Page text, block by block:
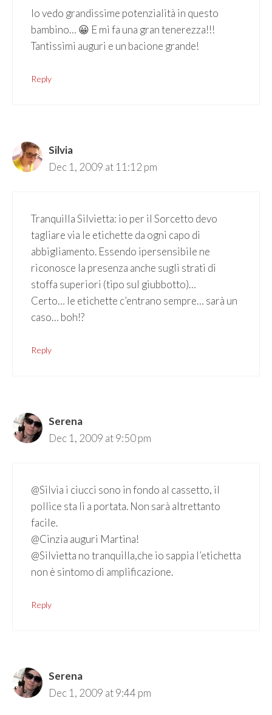
Io vedo grandissime potenzialità in questo
bambino… 😀 E mi fa una gran tenerezza!!!
Tantissimi auguri e un bacione grande!
Reply
Silvia
Dec 1, 2009 at 11:12 pm
Tranquilla Silvietta: io per il Sorcetto devo
tagliare via le etichette da ogni capo di
abbigliamento. Essendo ipersensibile ne
riconosce la presenza anche sugli strati di
stoffa superiori (tipo sul giubbotto)…
Certo… le etichette c’entrano sempre… sarà un
caso… boh!?
Reply
Serena
Dec 1, 2009 at 9:50 pm
@Silvia i ciucci sono in fondo al cassetto, il
pollice sta li a portata. Non sarà altrettanto
facile.
@Cinzia auguri Martina!
@Silvietta no tranquilla,che io sappia l’etichetta
non è sintomo di amplificazione.
Reply
Serena
Dec 1, 2009 at 9:44 pm